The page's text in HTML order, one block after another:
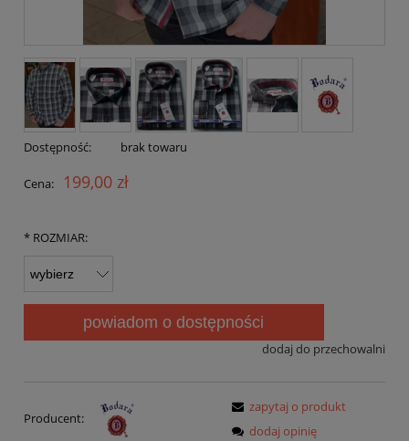
Dostępność: brak towaru
Cena: 199,00 zł
* ROZMIAR:
powiadom o dostępności
dodaj do przechowalni
Producent:
zapytaj o produkt
dodaj opinię